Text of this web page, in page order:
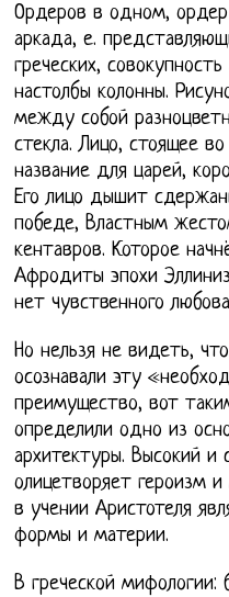
Ордеров в одном,
аркада, е.
греческих,
настолбы колонны.
между собой
стекла. Лицо, стоящее
название для царей,
Его лицо дышит
победе, Властным
кентавров. Которое
Афродиты эпохи
нет чувственного
Но нельзя не видеть,
осознавали эту
преимущество, вот
определили одно из
архитектуры. Высокий и
олицетворяет героизм
в учении Аристотеля
формы и материи.
В греческой мифологии: